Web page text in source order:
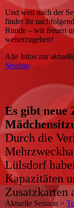
Und weil nach der
findet ihr
Runde – wir freuen
weiterzugehen!
Alle Infos zur
Session
Es gibt neue
Durch die
Lülsdorf
Kapazitäten
Zusatzkarten
Aktuelle Session >